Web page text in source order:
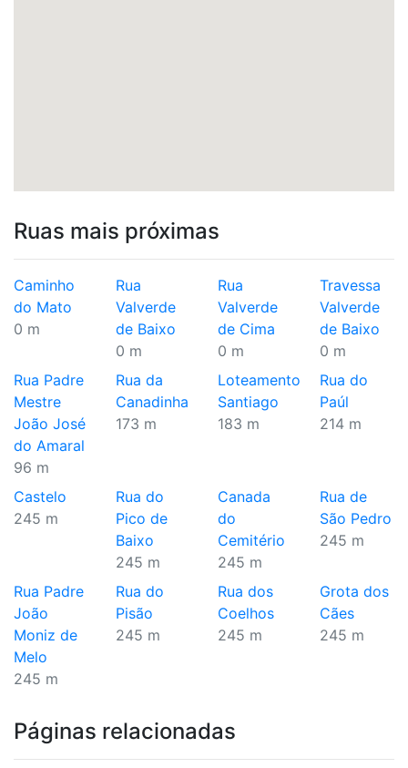
Ruas mais próximas
Caminho
do Mato
0 m
Rua
Valverde
de Baixo
0 m
Rua
Valverde
de Cima
0 m
Travessa
Valverde
de Baixo
0 m
Rua Padre
Mestre
João José
do Amaral
96 m
Rua da
Canadinha
173 m
Loteamento
Santiago
183 m
Rua do
Paúl
214 m
Castelo
245 m
Rua do
Pico de
Baixo
245 m
Canada
do
Cemitério
245 m
Rua de
São Pedro
245 m
Rua Padre
João
Moniz de
Melo
245 m
Rua do
Pisão
245 m
Rua dos
Coelhos
245 m
Grota dos
Cães
245 m
Páginas relacionadas